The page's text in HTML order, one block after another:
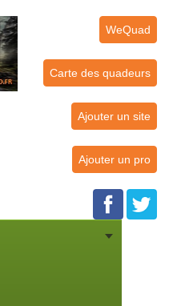
WeQuad
Carte des quadeurs
Ajouter un site
Ajouter un pro